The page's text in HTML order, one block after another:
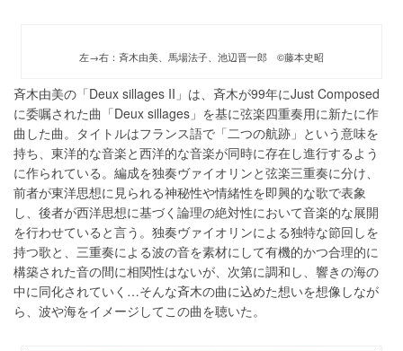
左→右：斉木由美、馬場法子、池辺晋一郎 ©藤本史昭
斉木由美の「Deux sillages II」は、斉木が99年にJust Composed
に委嘱された曲「Deux sillages」を基に弦楽四重奏用に新たに作
曲した曲。タイトルはフランス語で「二つの航跡」という意味を
持ち、東洋的な音楽と西洋的な音楽が同時に存在し進行するよう
に作られている。編成を独奏ヴァイオリンと弦楽三重奏に分け、
前者が東洋思想に見られる神秘性や情緒性を即興的な歌で表象
し、後者が西洋思想に基づく論理の絶対性において音楽的な展開
を行わせていると言う。独奏ヴァイオリンによる独特な節回しを
持つ歌と、三重奏による波の音を素材にして有機的かつ合理的に
構築された音の間に相関性はないが、次第に調和し、響きの海の
中に同化されていく…そんな斉木の曲に込めた想いを想像しなが
ら、波や海をイメージしてこの曲を聴いた。